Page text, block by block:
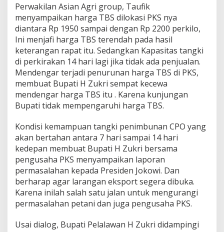
Perwakilan Asian Agri group, Taufik
menyampaikan harga TBS dilokasi PKS nya
diantara Rp 1950 sampai dengan Rp 2200 perkilo,
Ini menjafi harga TBS terendah pada hasil
keterangan rapat itu. Sedangkan Kapasitas tangki
di perkirakan 14 hari lagi jika tidak ada penjualan.
Mendengar terjadi penurunan harga TBS di PKS,
membuat Bupati H Zukri sempat kecewa
mendengar harga TBS itu . Karena kunjungan
Bupati tidak mempengaruhi harga TBS.
Kondisi kemampuan tangki penimbunan CPO yang
akan bertahan antara 7 hari sampai 14 hari
kedepan membuat Bupati H Zukri bersama
pengusaha PKS menyampaikan laporan
permasalahan kepada Presiden Jokowi. Dan
berharap agar larangan eksport segera dibuka.
Karena inilah salah satu jalan untuk mengurangi
permasalahan petani dan juga pengusaha PKS.
Usai dialog, Bupati Pelalawan H Zukri didampingi